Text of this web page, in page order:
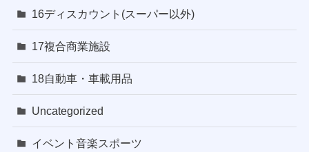
16ディスカウント(スーパー以外)
17複合商業施設
18自動車・車載用品
Uncategorized
イベント音楽スポーツ